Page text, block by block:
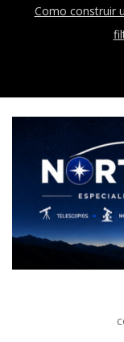
Como construir